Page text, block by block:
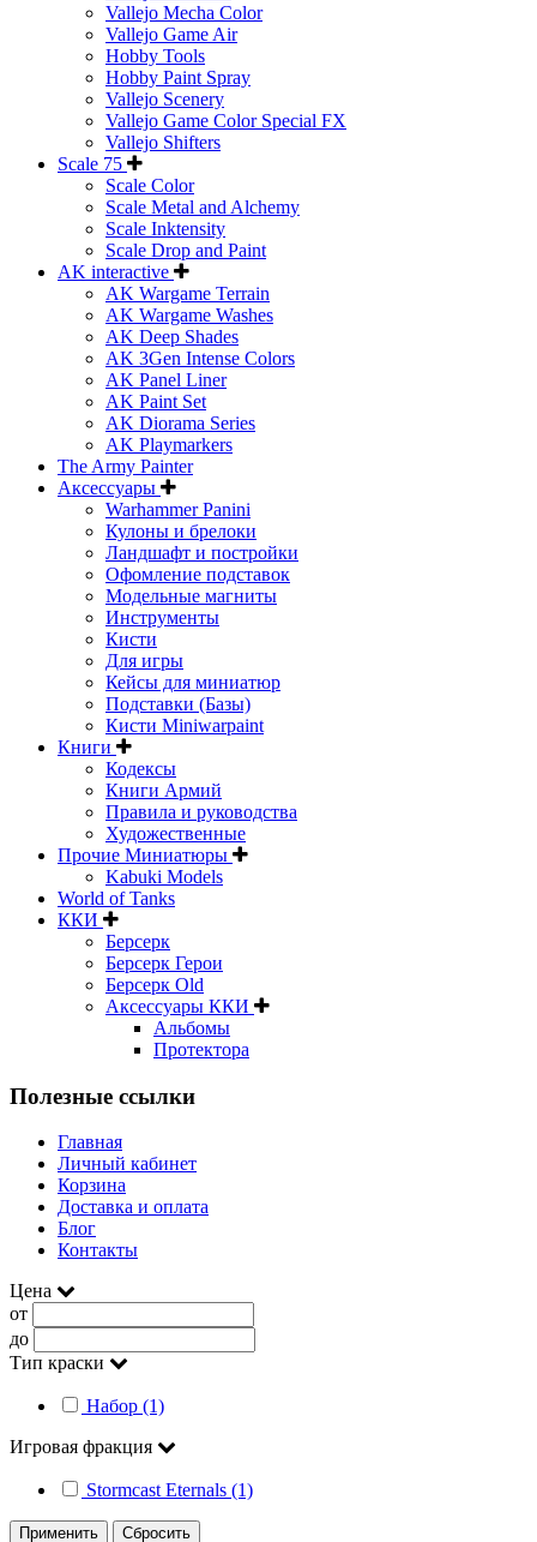
Vallejo Mecha Color
Vallejo Game Air
Hobby Tools
Hobby Paint Spray
Vallejo Scenery
Vallejo Game Color Special FX
Vallejo Shifters
Scale 75
Scale Color
Scale Metal and Alchemy
Scale Inktensity
Scale Drop and Paint
AK interactive
AK Wargame Terrain
AK Wargame Washes
AK Deep Shades
AK 3Gen Intense Colors
AK Panel Liner
AK Paint Set
AK Diorama Series
AK Playmarkers
The Army Painter
Аксессуары
Warhammer Panini
Кулоны и брелоки
Ландшафт и постройки
Офомление подставок
Модельные магниты
Инструменты
Кисти
Для игры
Кейсы для миниатюр
Подставки (Базы)
Кисти Miniwarpaint
Книги
Кодексы
Книги Армий
Правила и руководства
Художественные
Прочие Миниатюры
Kabuki Models
World of Tanks
ККИ
Берсерк
Берсерк Герои
Берсерк Old
Аксессуары ККИ
Альбомы
Протектора
Полезные ссылки
Главная
Личный кабинет
Корзина
Доставка и оплата
Блог
Контакты
Цена
от
до
Тип краски
Набор (1)
Игровая фракция
Stormcast Eternals (1)
Применить Сбросить